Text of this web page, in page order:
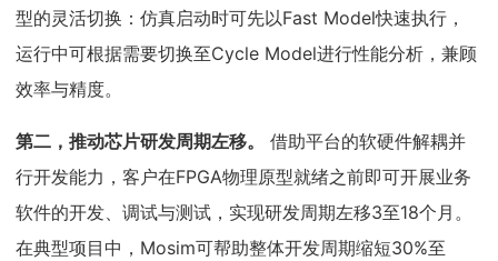
型的灵活切换：仿真启动时可先以Fast Model快速执行，
运行中可根据需要切换至Cycle Model进行性能分析，兼顾
效率与精度。
第二，推动芯片研发周期左移。
借助平台的软硬件解耦并
行开发能力，客户在FPGA物理原型就绪之前即可开展业务
软件的开发、调试与测试，实现研发周期左移3至18个月。
在典型项目中，Mosim可帮助整体开发周期缩短30%至